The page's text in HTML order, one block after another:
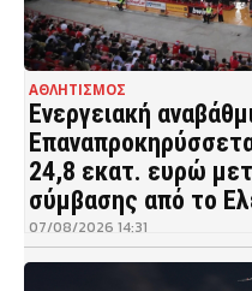
ΑΘΛΗΤΙΣΜΟΣ
Ενεργειακή
24,8 εκατ. ευρώ
σύμβασης από το
07/08/2026 14:31